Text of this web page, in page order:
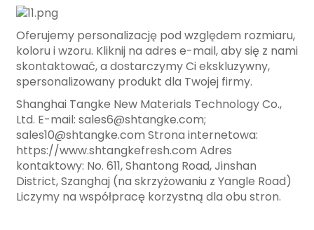
Oferujemy personalizację pod względem rozmiaru,
koloru i wzoru. Kliknij na adres e-mail, aby się z nami
skontaktować, a dostarczymy Ci ekskluzywny,
spersonalizowany produkt dla Twojej firmy.
Shanghai Tangke New Materials Technology Co.,
Ltd. E-mail: sales6@shtangke.com;
sales10@shtangke.com Strona internetowa:
https://www.shtangkefresh.com Adres
kontaktowy: No. 611, Shantong Road, Jinshan
District, Szanghaj (na skrzyżowaniu z Yangle Road)
Liczymy na współpracę korzystną dla obu stron.